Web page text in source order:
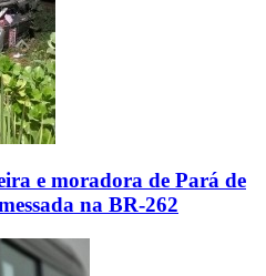
e moradora de Pará de
na BR-262